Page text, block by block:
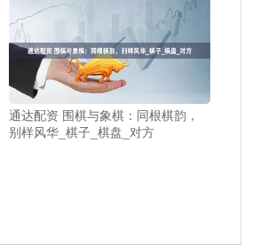
通达配资 围棋与象棋：同根棋韵，
别样风华_棋子_棋盘_对方